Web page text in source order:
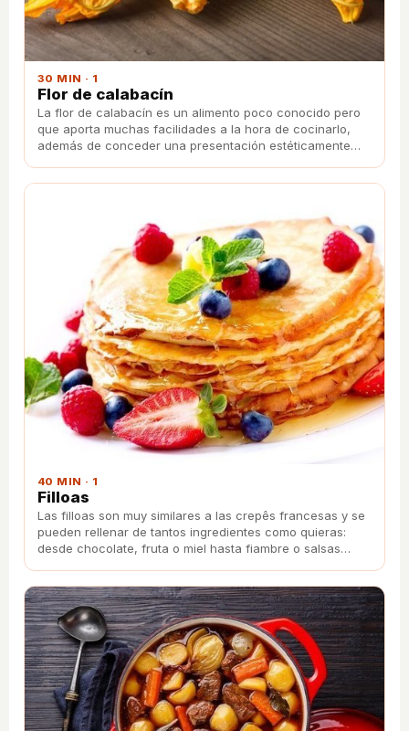
30 MIN · 1
Flor de calabacín
La flor de calabacín es un alimento poco conocido pero
que aporta muchas facilidades a la hora de cocinarlo,
además de conceder una presentación estéticamente
40 MIN · 1
Filloas
Las filloas son muy similares a las crepês francesas y se
pueden rellenar de tantos ingredientes como quieras:
desde chocolate, fruta o miel hasta fiambre o salsas